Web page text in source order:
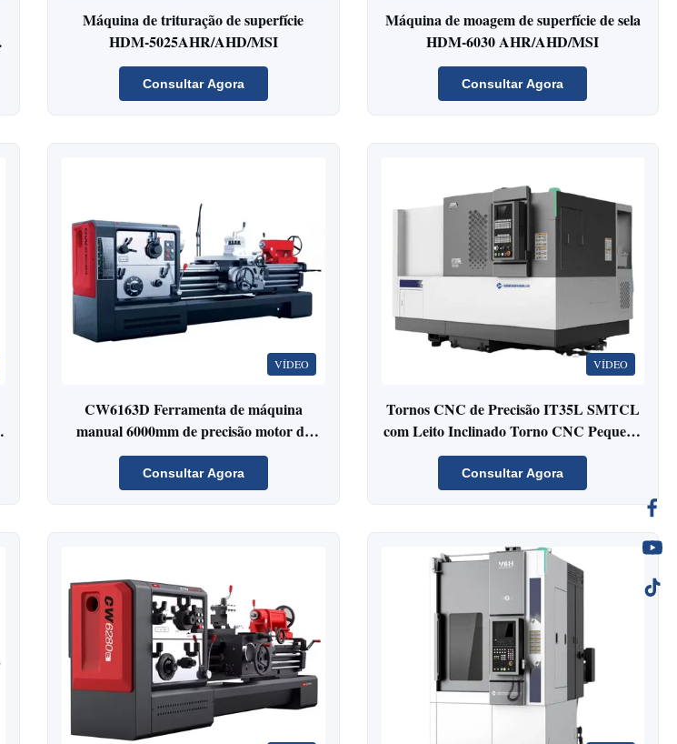
Máquina de trituração de superfície
HDM-5025AHR/AHD/MSI
Consultar Agora
Máquina de moagem de superfície de sela
HDM-6030 AHR/AHD/MSI
Consultar Agora
VÍDEO
CW6163D Ferramenta de máquina
manual 6000mm de precisão motor de
trabalho pesado torneamento manual
Consultar Agora
VÍDEO
Tornos CNC de Precisão IT35L SMTCL
com Leito Inclinado Torno CNC Pequeno
Com Ferramentas Motorizadas Torno
CNC
Consultar Agora